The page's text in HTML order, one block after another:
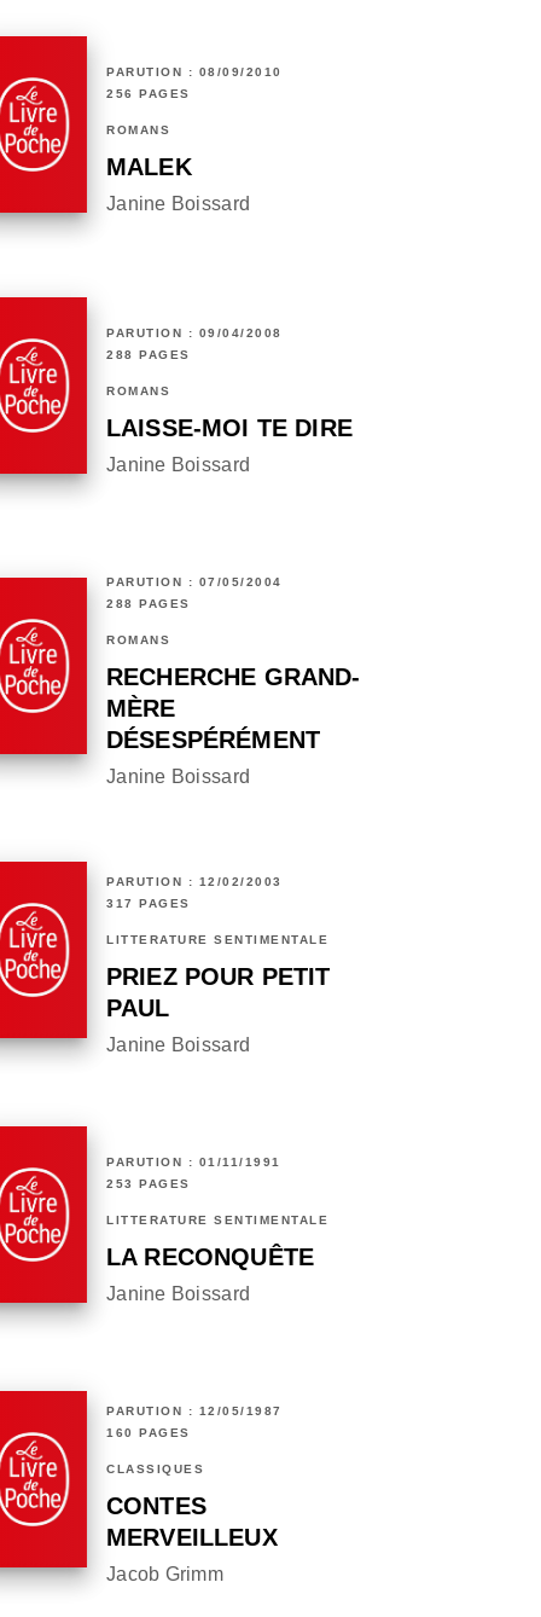
PARUTION : 08/09/2010
256 PAGES
ROMANS
MALEK
Janine Boissard
PARUTION : 09/04/2008
288 PAGES
ROMANS
LAISSE-MOI TE DIRE
Janine Boissard
PARUTION : 07/05/2004
288 PAGES
ROMANS
RECHERCHE GRAND-
MÈRE
DÉSESPÉRÉMENT
Janine Boissard
PARUTION : 12/02/2003
317 PAGES
LITTÉRATURE SENTIMENTALE
PRIEZ POUR PETIT
PAUL
Janine Boissard
PARUTION : 01/11/1991
253 PAGES
LITTÉRATURE SENTIMENTALE
LA RECONQUÊTE
Janine Boissard
PARUTION : 12/05/1987
160 PAGES
CLASSIQUES
CONTES
MERVEILLEUX
Jacob Grimm